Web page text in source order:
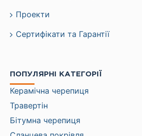
Проекти
Сертифікати та Гарантії
ПОПУЛЯРНІ КАТЕГОРІЇ
Керамічна черепиця
Травертін
Бітумна черепиця